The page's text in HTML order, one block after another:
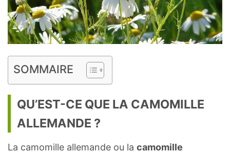
SOMMAIRE
QU’EST-CE QUE LA CAMOMILLE
ALLEMANDE ?
La camomille allemande ou la camomille